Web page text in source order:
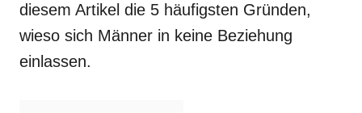
diesem Artikel die 5 häufigsten Gründen,
wieso sich Männer in keine Beziehung
einlassen.